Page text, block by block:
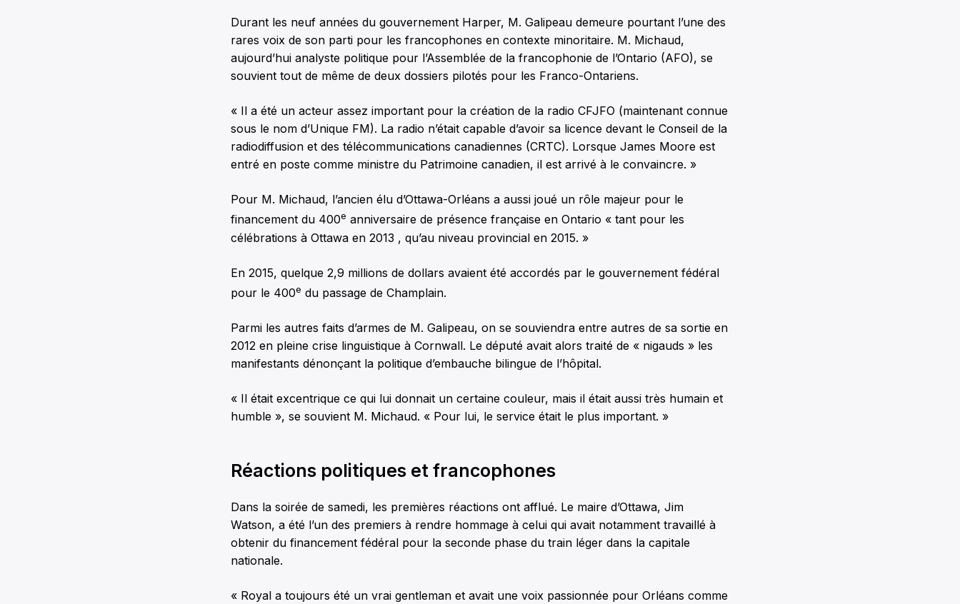
Durant les neuf années du gouvernement Harper, M. Galipeau demeure pourtant l’une des
rares voix de son parti pour les francophones en contexte minoritaire. M. Michaud,
aujourd’hui analyste politique pour l’Assemblée de la francophonie de l’Ontario (AFO), se
souvient tout de même de deux dossiers pilotés pour les Franco-Ontariens.
« Il a été un acteur assez important pour la création de la radio CFJFO (maintenant connue
sous le nom d’Unique FM). La radio n’était capable d’avoir sa licence devant le Conseil de la
radiodiffusion et des télécommunications canadiennes (CRTC). Lorsque James Moore est
entré en poste comme ministre du Patrimoine canadien, il est arrivé à le convaincre. »
Pour M. Michaud, l’ancien élu d’Ottawa-Orléans a aussi joué un rôle majeur pour le
financement du 400e anniversaire de présence française en Ontario « tant pour les
célébrations à Ottawa en 2013 , qu’au niveau provincial en 2015. »
En 2015, quelque 2,9 millions de dollars avaient été accordés par le gouvernement fédéral
pour le 400e du passage de Champlain.
Parmi les autres faits d’armes de M. Galipeau, on se souviendra entre autres de sa sortie en
2012 en pleine crise linguistique à Cornwall. Le député avait alors traité de « nigauds » les
manifestants dénonçant la politique d’embauche bilingue de l’hôpital.
« Il était excentrique ce qui lui donnait un certaine couleur, mais il était aussi très humain et
humble », se souvient M. Michaud. « Pour lui, le service était le plus important. »
Réactions politiques et francophones
Dans la soirée de samedi, les premières réactions ont afflué. Le maire d’Ottawa, Jim
Watson, a été l’un des premiers à rendre hommage à celui qui avait notamment travaillé à
obtenir du financement fédéral pour la seconde phase du train léger dans la capitale
nationale.
« Royal a toujours été un vrai gentleman et avait une voix passionnée pour Orléans comme